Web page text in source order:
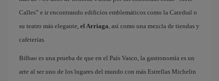
Calles” e ir encontrando edificios emblemáticos como la Catedral o
su teatro más elegante, el Arriaga, así como una mezcla de tiendas y
cafeterías.
Bilbao es una prueba de que en el País Vasco, la gastronomía es un
arte al ser uno de los lugares del mundo con más Estrellas Michelin